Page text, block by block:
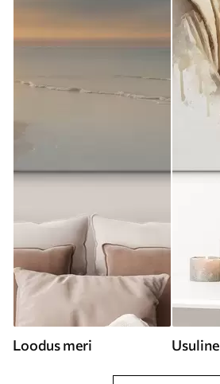
Loodus meri Usuline